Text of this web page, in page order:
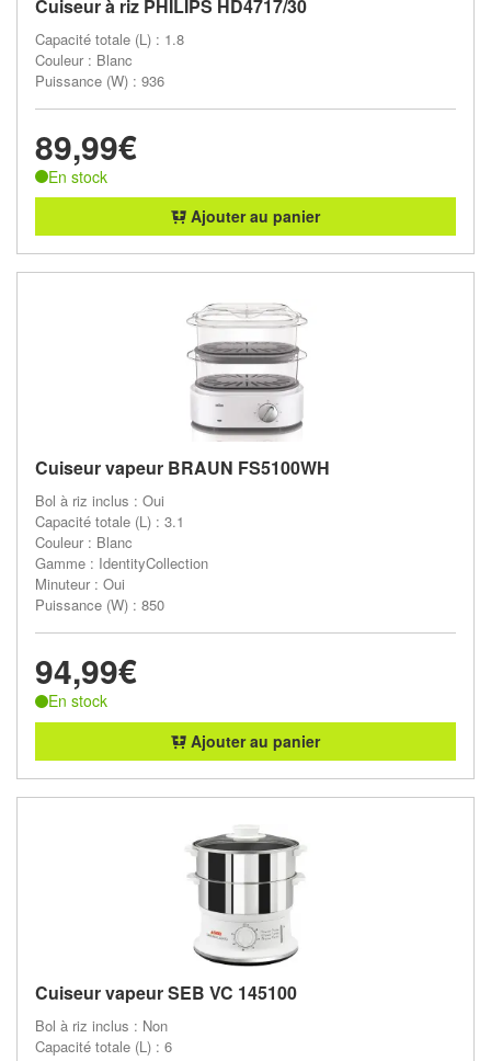
Cuiseur à riz PHILIPS HD4717/30
Capacité totale (L) : 1.8
Couleur : Blanc
Puissance (W) : 936
89,99€
En stock
Ajouter au panier
Cuiseur vapeur BRAUN FS5100WH
Bol à riz inclus : Oui
Capacité totale (L) : 3.1
Couleur : Blanc
Gamme : IdentityCollection
Minuteur : Oui
Puissance (W) : 850
94,99€
En stock
Ajouter au panier
Cuiseur vapeur SEB VC 145100
Bol à riz inclus : Non
Capacité totale (L) : 6